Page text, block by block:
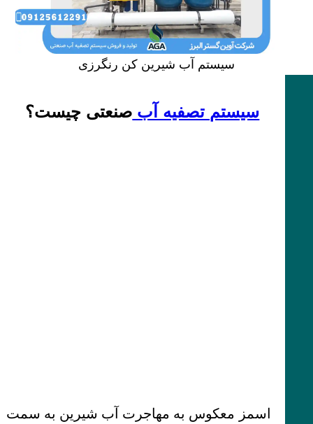
سیستم آب شیرین کن رنگرزی
سیستم تصفیه آب صنعتی چیست؟
اسمز معکوس به مهاجرت آب شیرین به سمت